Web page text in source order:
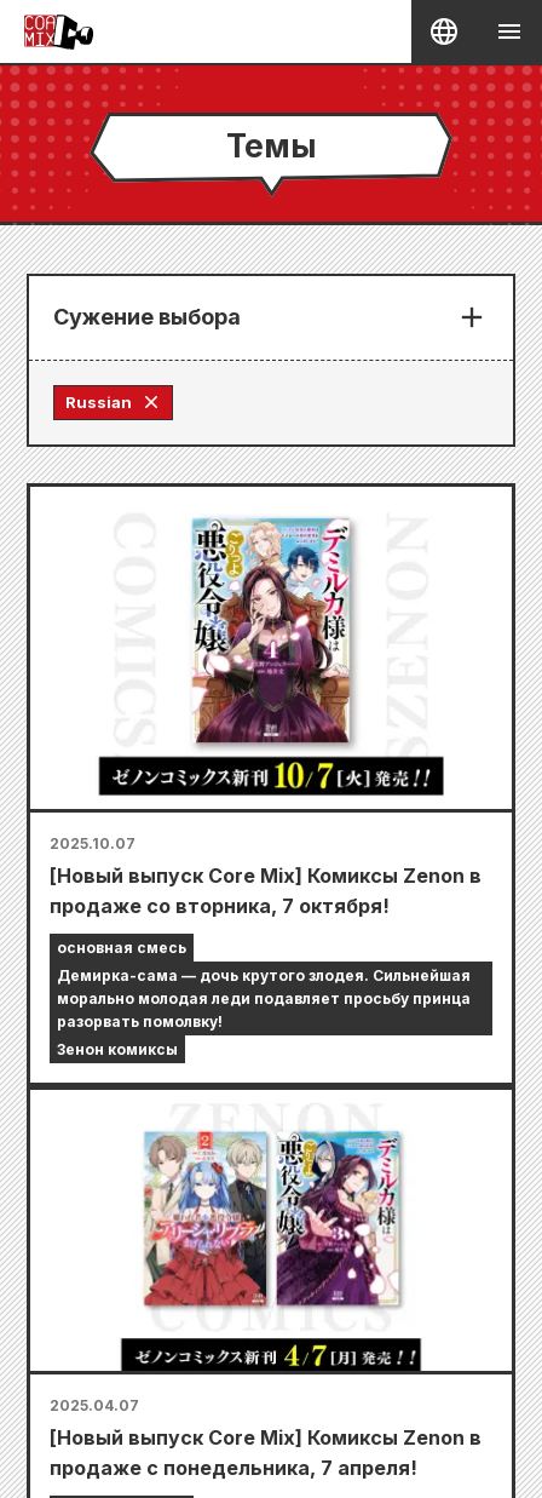
Темы
Сужение выбора
Russian
2025.10.07
[Новый выпуск Core Mix] Комиксы Zenon в
продаже со вторника, 7 октября!
основная смесь
Демирка-сама — дочь крутого злодея. Сильнейшая
морально молодая леди подавляет просьбу принца
разорвать помолвку!
Зенон комиксы
2025.04.07
[Новый выпуск Core Mix] Комиксы Zenon в
продаже с понедельника, 7 апреля!